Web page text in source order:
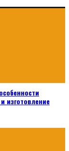
изготовление